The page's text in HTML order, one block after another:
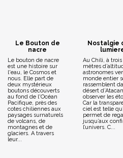
Le Bouton de
nacre
Le bouton de nacre
est une histoire sur
l'eau, le Cosmos et
nous. Elle part de
deux mystérieux
boutons découverts
au fond de l'Océan
Pacifique, près des
cotes chiliennes aux
paysages surnaturels
de volcans, de
montagnes et de
glaciers. A travers
leur...
Nostalgie
Au Chili, à
mètres
astronomes
monde entier
rassemblent
désert
observer les
Car la
ciel est telle
permet de
jusqu’aux
l’univers. C...